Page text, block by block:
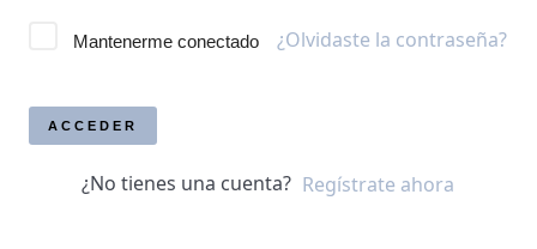
Mantenerme conectado ¿Olvidaste la contraseña?
ACCEDER
¿No tienes una cuenta? Regístrate ahora